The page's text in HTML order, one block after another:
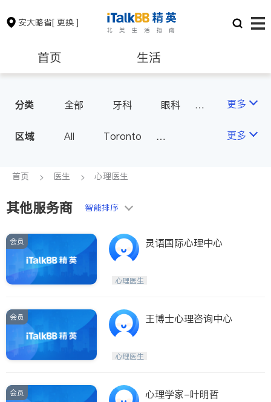
安大略省[ 更换 ]
首页 生活
保险理财 房地产租售
银行贷款
建筑装修
分类 全部 牙科
眼科
耳鼻喉科
医生-其它
家庭医生
更多
区域 All
Toronto
Scarborough
North York
Brampton
Kitchener
Newmarket
Stouffville
Maple
Waterloo
Guelph
Ajax
Oshawa
Niagara Falls
更多
首页 医生 心理医生
其他服务商 智能排序
会员 灵语国际心理中心
心理医生
会员 王博士心理咨询中心
心理医生
会员 心理学家-叶明哲